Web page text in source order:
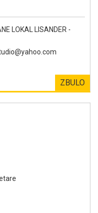
LOKAL LISANDER -
ZBULO